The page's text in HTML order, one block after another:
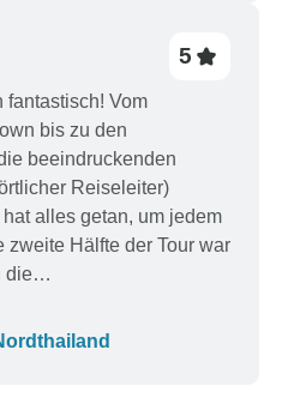
Thailand-
uns schon auf unsere
5
fantastisch! Vom
bis zu den
beeindruckenden
Reiseleiter)
alles getan, um jedem
zweite Hälfte der Tour war
die
Mit Sot als Führer
Guides war das eine